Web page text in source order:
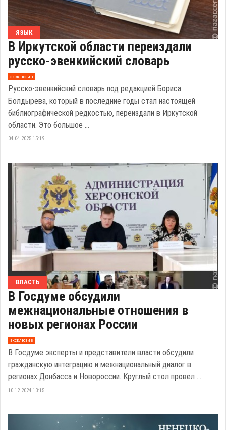
ЯЗЫК
В Иркутской области переиздали
русско-эвенкийский словарь
эксклюзив
Русско-эвенкийский словарь под редакцией Бориса
Болдырева, который в последние годы стал настоящей
библиографической редкостью, переиздали в Иркутской
области. Это большое ...
04.04.2025 15:19
ВЛАСТЬ
В Госдуме обсудили
межнациональные отношения в
новых регионах России
эксклюзив
В Госдуме эксперты и представители власти обсудили
гражданскую интеграцию и межнациональный диалог в
регионах Донбасса и Новороссии. Круглый стол провел ...
10.12.2024 13:15